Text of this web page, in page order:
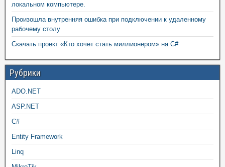
локальном компьютере.
Произошла внутренняя ошибка при подключении к удаленному
рабочему столу
Скачать проект «Кто хочет стать миллионером» на C#
Рубрики
ADO.NET
ASP.NET
C#
Entity Framework
Linq